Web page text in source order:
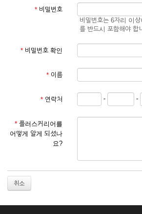
것으로 간주됩니다.
제3조 (약관의 외 준칙)
관계법령의 규정에 따릅니다.
① 서비스 이용계약은 서비스 이용 희망자
를 심사, 승낙함으로써 성립하며, 회사는 신
차를 밟을 수 있습니다.
② 회원가입시 입력한 ID는 변경할 수 없으
의 ID가 발급됩니다. 부득이한 경우로 인해
거절하거나 취소할 수 있으며, 실명으로 등
2. 개인정보를 허위로 기재하여 신청할 경우
* 비밀번호
비밀번호는 6자리 이
를 반드시 포함해야 합
* 비밀번호 확인
* 이름
* 연락처 - -
* 플러스커리어를
어떻게 알게 되셨나
요?
취소